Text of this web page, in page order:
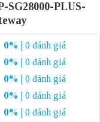
PLUS-
0%
| 0 đánh giá
0%
| 0 đánh giá
0%
| 0 đánh giá
0%
| 0 đánh giá
0% | 0 đánh giá